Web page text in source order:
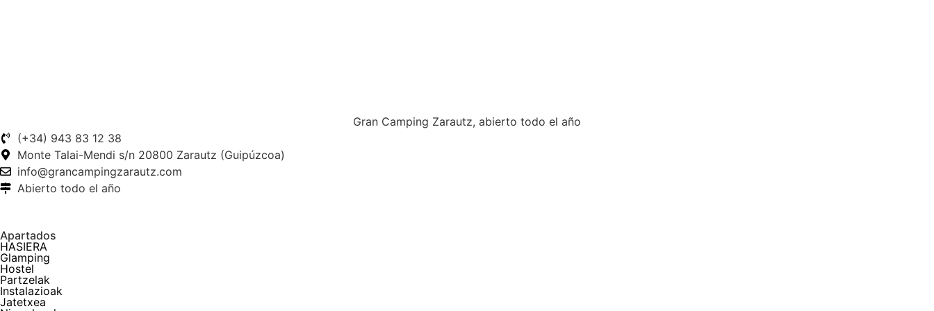
Gran Camping Zarautz, abierto todo el año
(+34) 943 83 12 38
Monte Talai-Mendi s/n 20800 Zarautz (Guipúzcoa)
info@grancampingzarautz.com
Abierto todo el año
Apartados
HASIERA
Glamping
Hostel
Partzelak
Instalazioak
Jatetxea